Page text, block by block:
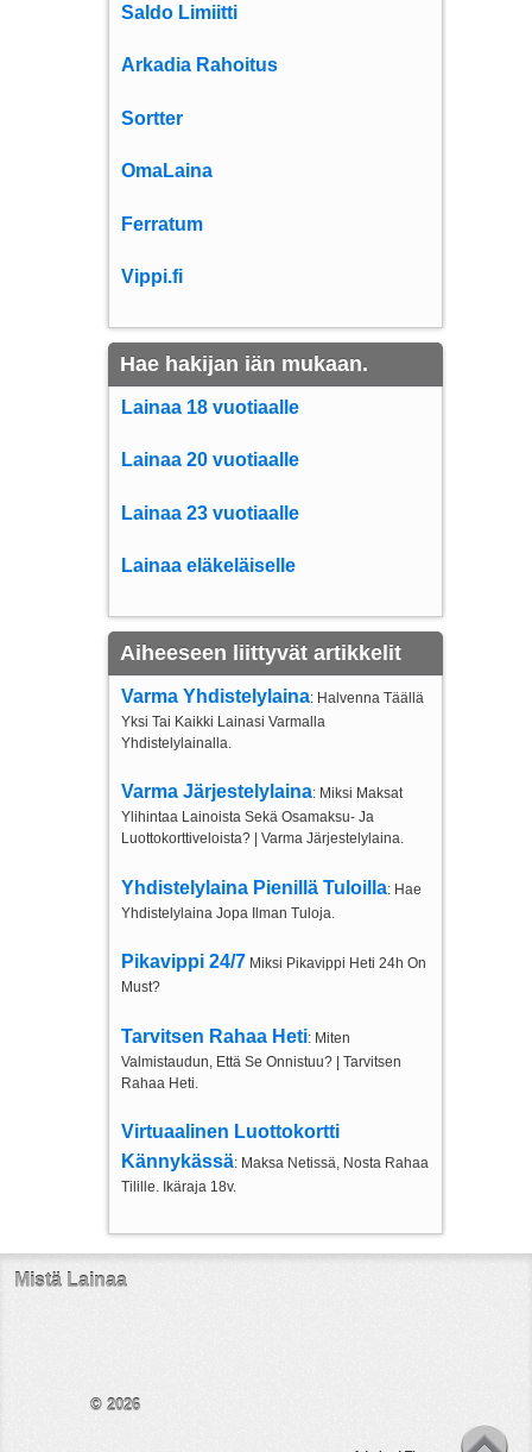
Saldo Limiitti
Arkadia Rahoitus
Sortter
OmaLaina
Ferratum
Vippi.fi
Hae hakijan iän mukaan.
Lainaa 18 vuotiaalle
Lainaa 20 vuotiaalle
Lainaa 23 vuotiaalle
Lainaa eläkeläiselle
Aiheeseen liittyvät artikkelit
Varma Yhdistelylaina: Halvenna Täällä
Yksi Tai Kaikki Lainasi Varmalla
Yhdistelylainalla.
Varma Järjestelylaina: Miksi Maksat
Ylihintaa Lainoista Sekä Osamaksu- Ja
Luottokorttiveloista? | Varma Järjestelylaina.
Yhdistelylaina Pienillä Tuloilla: Hae
Yhdistelylaina Jopa Ilman Tuloja.
Pikavippi 24/7 Miksi Pikavippi Heti 24h On
Must?
Tarvitsen Rahaa Heti: Miten
Valmistaudun, Että Se Onnistuu? | Tarvitsen
Rahaa Heti.
Virtuaalinen Luottokortti
Kännykässä: Maksa Netissä, Nosta Rahaa
Tilille. Ikäraja 18v.
Mistä Lainaa
© 2026